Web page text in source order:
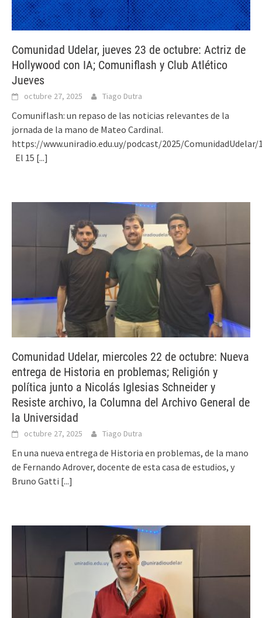
Comunidad Udelar, jueves 23 de octubre: Actriz de
Hollywood con IA; Comuniflash y Club Atlético
Jueves
octubre 27, 2025 Tiago Dutra
Comuniflash: un repaso de las noticias relevantes de la
jornada de la mano de Mateo Cardinal.
https://www.uniradio.edu.uy/podcast/2025/
El 15 [...]
Comunidad Udelar, miercoles 22 de octubre: Nueva
entrega de Historia en problemas; Religión y
política junto a Nicolás Iglesias Schneider y
Resiste archivo, la Columna del Archivo General de
la Universidad
octubre 27, 2025 Tiago Dutra
En una nueva entrega de Historia en problemas, de la mano
de Fernando Adrover, docente de esta casa de estudios, y
Bruno Gatti [...]